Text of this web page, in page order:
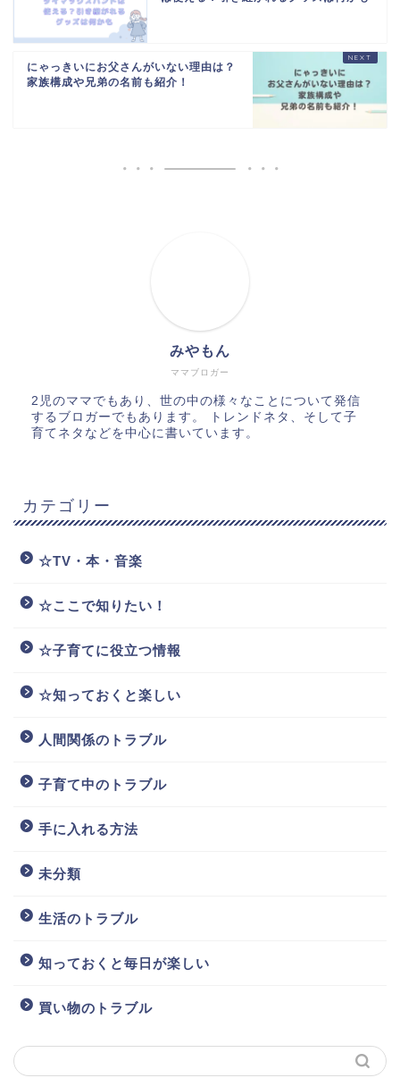
にゃっきいにお父さんがいない理由は？
家族構成や兄弟の名前も紹介！
ママブロガー
みやもん
2児のママでもあり、世の中の様々なことについて発信
するブロガーでもあります。 トレンドネタ、そして子
育てネタなどを中心に書いています。
カテゴリー
☆TV・本・音楽
☆ここで知りたい！
☆子育てに役立つ情報
☆知っておくと楽しい
人間関係のトラブル
子育て中のトラブル
手に入れる方法
未分類
生活のトラブル
知っておくと毎日が楽しい
買い物のトラブル